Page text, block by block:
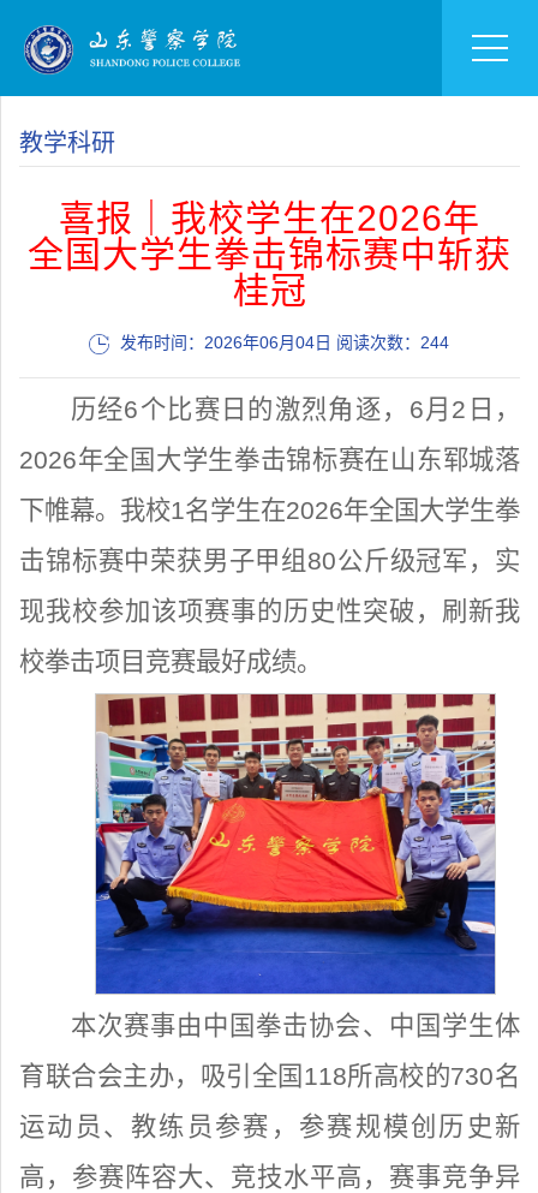
教学科研
喜报｜我校学生在2026年
全国大学生拳击锦标赛中斩获
桂冠
发布时间：2026年06月04日 阅读次数： 244
历经6个比赛日的激烈角逐，6月2日，
2026年全国大学生拳击锦标赛在山东郓城落
下帷幕。我校1名学生在2026年全国大学生拳
击锦标赛中荣获男子甲组80公斤级冠军，实
现我校参加该项赛事的历史性突破，刷新我
校拳击项目竞赛最好成绩。
本次赛事由中国拳击协会、中国学生体
育联合会主办，吸引全国118所高校的730名
运动员、教练员参赛，参赛规模创历史新
高，参赛阵容大、竞技水平高，赛事竞争异